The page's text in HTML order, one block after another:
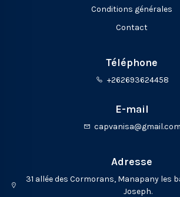
Conditions générales
Contact
Téléphone
+262693624458
E-mail
capvanisa@gmail.com
Adresse
31 allée des Cormorans, Manapany les
Joseph.